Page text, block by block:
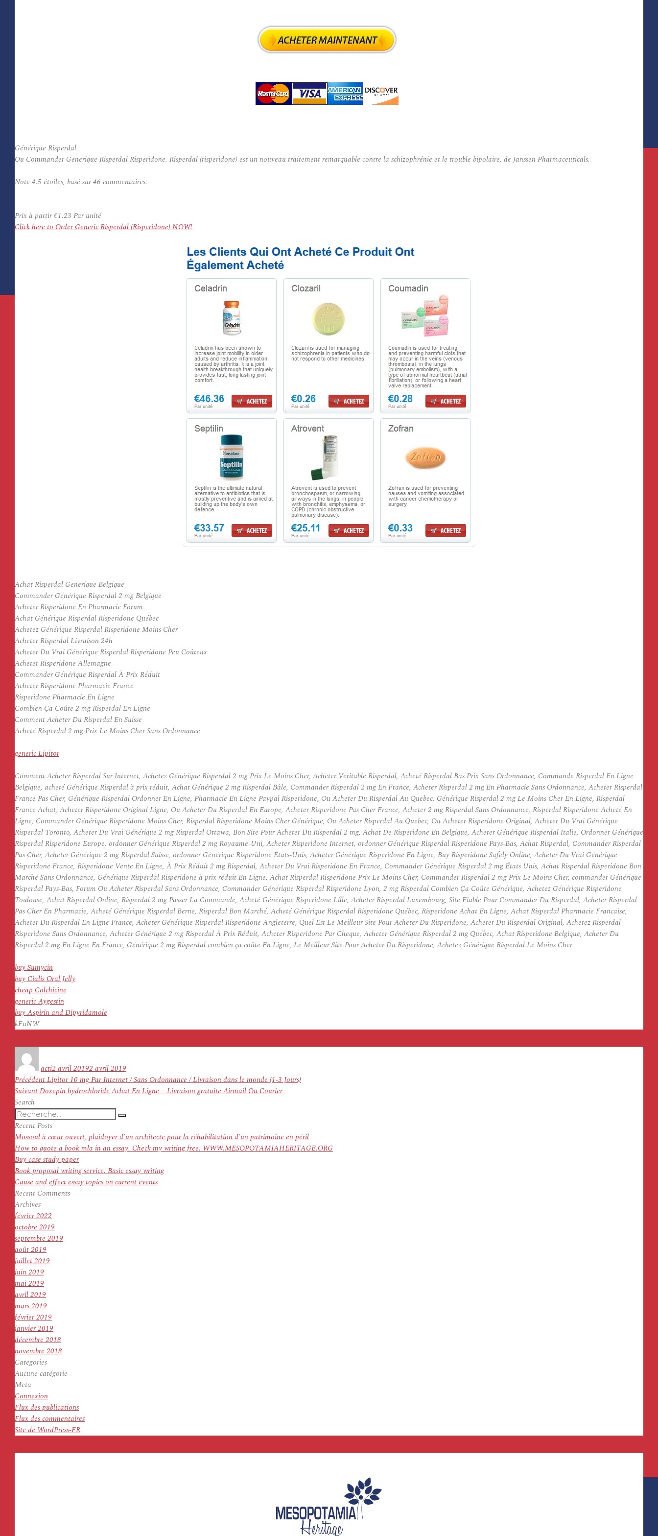
Générique Risperdal
Ou Commander Generique Risperdal Risperidone. Risperdal (risperidone) est un nouveau traitement remarquable contre la schizophrénie et le trouble bipolaire, de Janssen Pharmaceuticals.
Note 4.5 étoiles, basé sur46 commentaires.
Prix à partir€1.23 Par unité
Click here to Order Generic Risperdal (Risperidone) NOW!
Achat Risperdal Generique Belgique
Commander Générique Risperdal 2 mg Belgique
Acheter Risperidone En Pharmacie Forum
Achat Générique Risperdal Risperidone Québec
Achetez Générique Risperdal Risperidone Moins Cher
Acheter Risperdal Livraison 24h
Acheter Du Vrai Générique Risperdal Risperidone Peu Coûteux
Acheter Risperidone Allemagne
Commander Générique Risperdal À Prix Réduit
Acheter Risperidone Pharmacie France
Risperidone Pharmacie En Ligne
Combien Ça Coûte 2 mg Risperdal En Ligne
Comment Acheter Du Risperdal En Suisse
Acheté Risperdal 2 mg Prix Le Moins Cher Sans Ordonnance
generic Lipitor
Comment Acheter Risperdal Sur Internet, Achetez Générique Risperdal 2 mg Prix Le Moins Cher, Acheter Veritable Risperdal, Acheté Risperdal Bas Prix Sans Ordonnance, Commande Risperdal En Ligne
Belgique, acheté Générique Risperdal à prix réduit, Achat Générique 2 mg Risperdal Bâle, Commander Risperdal 2 mg En France, Acheter Risperdal 2 mg En Pharmacie Sans Ordonnance, Acheter Risperdal
France Pas Cher, Générique Risperdal Ordonner En Ligne, Pharmacie En Ligne Paypal Risperidone, Ou Acheter Du Risperdal Au Quebec, Générique Risperdal 2 mg Le Moins Cher En Ligne, Risperdal
France Achat, Acheter Risperidone Original Ligne, Ou Acheter Du Risperdal En Europe, Acheter Risperidone Pas Cher France, Acheter 2 mg Risperdal Sans Ordonnance, Risperdal Risperidone Acheté En
Ligne, Commander Générique Risperidone Moins Cher, Risperdal Risperidone Moins Cher Générique, Ou Acheter Risperdal Au Quebec, Ou Acheter Risperidone Original, Acheter Du Vrai Générique
Risperdal Toronto, Acheter Du Vrai Générique 2 mg Risperdal Ottawa, Bon Site Pour Acheter Du Risperdal 2 mg, Achat De Risperidone En Belgique, Acheter Générique Risperdal Italie, Ordonner Générique
Risperdal Risperidone Europe, ordonner Générique Risperdal 2 mg Royaume-Uni, Acheter Risperidone Internet, ordonner Générique Risperdal Risperidone Pays-Bas, Achat Risperdal, Commander Risperdal
Pas Cher, Acheter Générique 2 mg Risperdal Suisse, ordonner Générique Risperidone États-Unis, Acheter Générique Risperidone En Ligne, Buy Risperidone Safely Online, Acheter Du Vrai Générique
Risperidone France, Risperidone Vente En Ligne, À Prix Réduit 2 mg Risperdal, Acheter Du Vrai Risperidone En France, Commander Générique Risperdal 2 mg États Unis, Achat Risperdal Risperidone Bon
Marché Sans Ordonnance, Générique Risperdal Risperidone à prix réduit En Ligne, Achat Risperdal Risperidone Prix Le Moins Cher, Commander Risperdal 2 mg Prix Le Moins Cher, commander Générique
Risperdal Pays-Bas, Forum Ou Acheter Risperdal Sans Ordonnance, Commander Générique Risperdal Risperidone Lyon, 2 mg Risperdal Combien Ça Coûte Générique, Achetez Générique Risperidone
Toulouse, Achat Risperdal Online, Risperdal 2 mg Passer La Commande, Acheté Générique Risperidone Lille, Acheter Risperdal Luxembourg, Site Fiable Pour Commander Du Risperdal, Acheter Risperdal
Pas Cher En Pharmacie, Acheté Générique Risperdal Berne, Risperdal Bon Marché, Acheté Générique Risperdal Risperidone Québec, Risperidone Achat En Ligne, Achat Risperdal Pharmacie Francaise,
Acheter Du Risperdal En Ligne France, Acheter Générique Risperdal Risperidone Angleterre, Quel Est Le Meilleur Site Pour Acheter Du Risperidone, Acheter Du Risperdal Original, Achetez Risperdal
Risperidone Sans Ordonnance, Acheter Générique 2 mg Risperdal À Prix Réduit, Acheter Risperidone Par Cheque, Acheter Générique Risperdal 2 mg Québec, Achat Risperidone Belgique, Acheter Du
Risperdal 2 mg En Ligne En France, Générique 2 mg Risperdal combien ça coûte En Ligne, Le Meilleur Site Pour Acheter Du Risperidone, Achetez Générique Risperdal Le Moins Cher
buy Sumycin
buy Cialis Oral Jelly
cheap Colchicine
generic Aygestin
buy Aspirin and Dipyridamole
kFuNW
actile
2 avril 20192 avril 2019
Navigation
de
l’article
PrécédentArticle
précédent :
Lipitor 10 mg Par Internet / Sans Ordonnance / Livraison dans le monde (1-3 Jours)
SuivantArticle
Doxepin hydrochloride Achat En Ligne – Livraison gratuite Airmail Ou Courier
Search
Recherche
pour
:
Recherche
Recent Posts
Mossoul à cœur ouvert, plaidoyer d’un architecte pour la réhabilitation d’un patrimoine en péril
How to quote a book mla in an essay. Check my writing free. WWW.MESOPOTAMIAHERITAGE.ORG
Buy case study paper
Book proposal writing service. Basic essay writing
Cause and effect essay topics on current events
Recent Comments
Archives
février 2022
octobre 2019
septembre 2019
août 2019
juillet 2019
juin 2019
mai 2019
avril 2019
mars 2019
février 2019
janvier 2019
décembre 2018
novembre 2018
Categories
Aucune catégorie
Meta
Connexion
Flux des publications
Flux des commentaires
Site de WordPress-FR